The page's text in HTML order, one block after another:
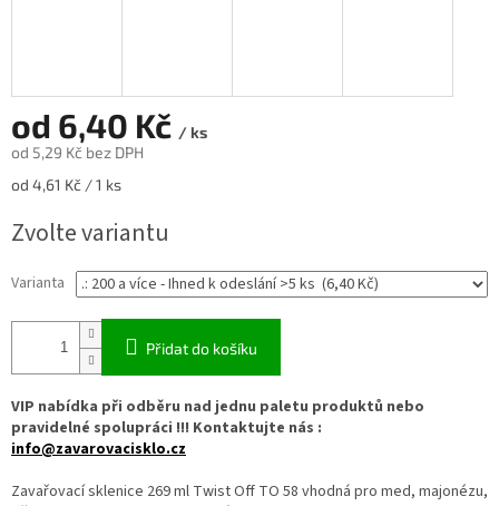
od 6,40 Kč / ks
od 5,29 Kč bez DPH
Měrná
od 4,61 Kč / 1 ks
Zvolte variantu
Varianta
Přidat do košíku
VIP nabídka při odběru nad jednu paletu produktů nebo
pravidelné spolupráci !!! Kontaktujte nás :
info@zavarovacisklo.cz
Zavařovací sklenice 269 ml Twist Off TO 58 vhodná pro med, majonézu,